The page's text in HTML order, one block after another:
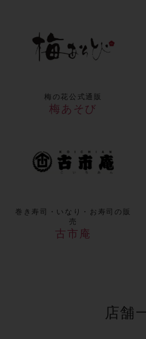
梅の花公式通販
梅あそび
巻き寿司・いなり・お寿司の販
売
古市庵
店舗